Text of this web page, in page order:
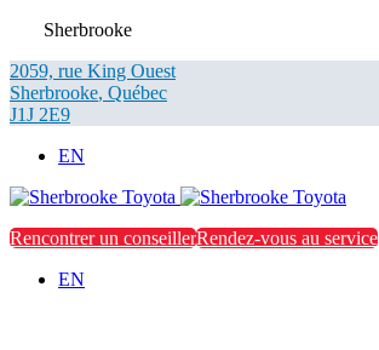
Sherbrooke
2059, rue King Ouest
Sherbrooke, Québec
J1J 2E9
EN
Rencontrer un conseillerRendez-vous au service
EN